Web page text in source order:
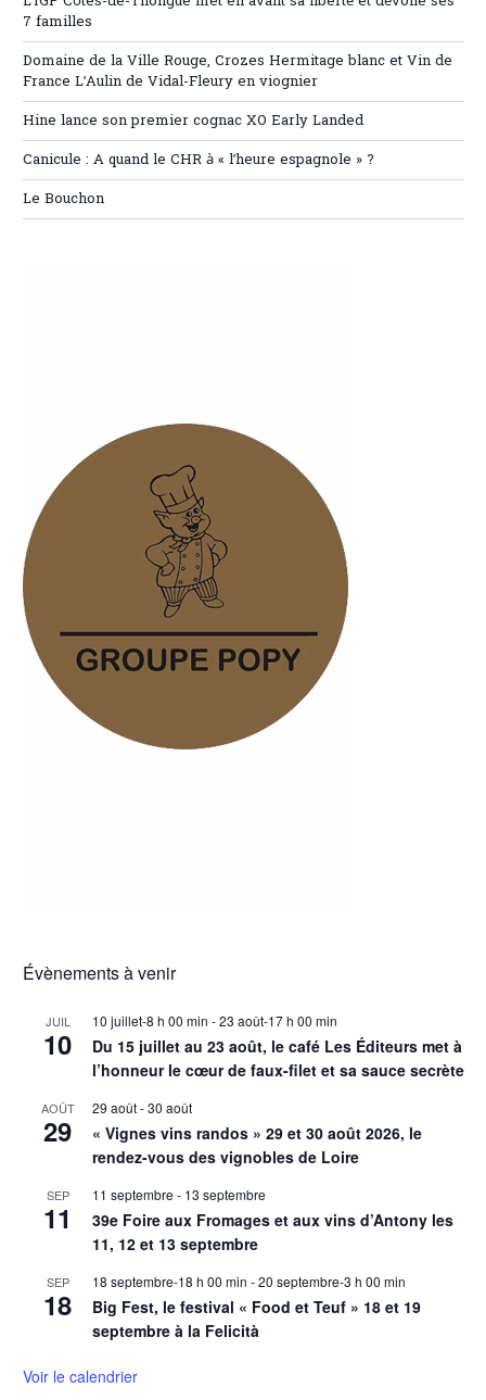
7 familles
Domaine de la Ville Rouge, Crozes Hermitage blanc et Vin de
France L’Aulin de Vidal-Fleury en viognier
Hine lance son premier cognac XO Early Landed
Canicule : A quand le CHR à « l’heure espagnole » ?
Le Bouchon
Évènements à venir
JUIL
10
10 juillet-8 h 00 min -23 août-17 h 00 min
Du 15 juillet au 23 août, le café Les Éditeurs met à
l’honneur le cœur de faux-filet et sa sauce secrète
AOÛT
29
29 août-30 août
« Vignes vins randos » 29 et 30 août 2026, le
rendez-vous des vignobles de Loire
SEP
11
11 septembre - 13 septembre
39e Foire aux Fromages et aux vins d’Antony les
11, 12 et 13 septembre
SEP
18
18 septembre-18 h 00 min -20 septembre-3 h 00 min
Big Fest, le festival « Food et Teuf » 18 et 19
septembre à la Felicità
Voir le calendrier